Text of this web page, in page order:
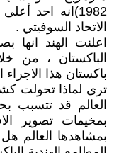
1982)انه احد
الاتحاد السوفيتي .
اعلنت الهند انها
الباكستان ، من
باكستان هذا
ترى لماذا تحولت
العالم قد تتسبب
بمخيمات تصوير
بمشاهدها العالم